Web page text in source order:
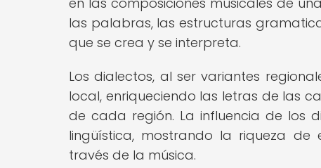
las palabras, las estructuras
que se crea y se interpreta.
Los dialectos, al ser variantes
local, enriqueciendo las letras de las
de cada región. La influencia de los
lingüística, mostrando la riqueza de
través de la música.